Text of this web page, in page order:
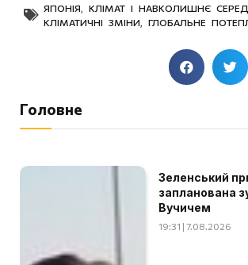
ЯПОНІЯ КЛІМАТ І НАВКОЛИШНЄ
КЛІМАТИЧНІ ЗМІНИ
ГЛОБАЛЬНЕ
Головне
Зеленський
запланована
Вучичем
19:31 | 7.08.2026